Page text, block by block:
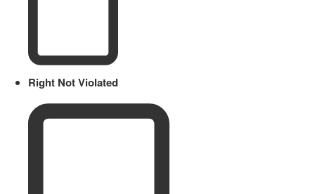
Right Not Violated